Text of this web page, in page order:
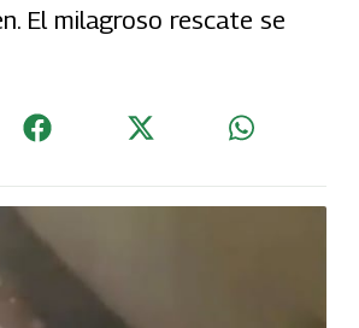
El milagroso rescate se